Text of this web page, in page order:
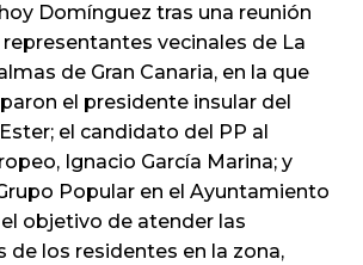
Domínguez tras una reunión
vecinales de La
de Gran Canaria, en la que
el presidente insular del
el candidato del PP al
Ignacio García Marina; y
Popular en el Ayuntamiento
objetivo de atender las
de los residentes en la zona,